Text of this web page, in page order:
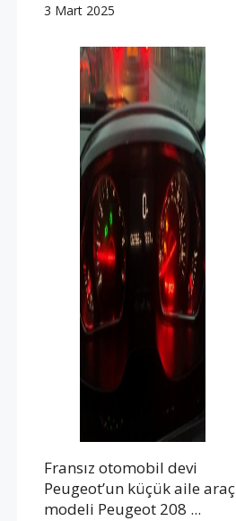
3 Mart 2025
Fransız otomobil devi
Peugeot’un küçük aile araç
modeli Peugeot 208 ...